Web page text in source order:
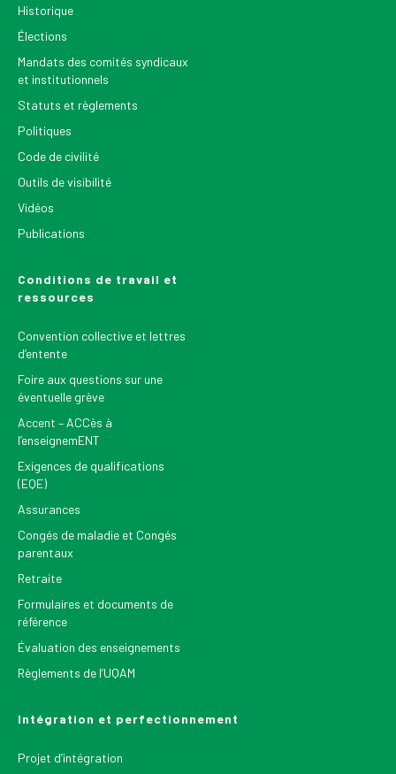
Historique
Élections
Mandats des comités syndicaux
et institutionnels
Statuts et règlements
Politiques
Code de civilité
Outils de visibilité
Vidéos
Publications
Conditions de travail et
ressources
Convention collective et lettres
d’entente
Foire aux questions sur une
éventuelle grève
Accent – ACCès à
l’enseignemENT
Exigences de qualifications
(EQE)
Assurances
Congés de maladie et Congés
parentaux
Retraite
Formulaires et documents de
référence
Évaluation des enseignements
Règlements de l’UQAM
Intégration et perfectionnement
Projet d’intégration